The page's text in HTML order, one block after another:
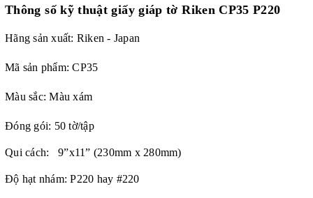
Thông số kỹ thuật giấy giáp tờ Riken CP35 P220
Hãng sản xuất: Riken - Japan
Mã sản phẩm: CP35
Màu sắc: Màu xám
Đóng gói: 50 tờ/tập
Qui cách: 9”x11” (230mm x 280mm)
Độ hạt nhám: P220 hay #220